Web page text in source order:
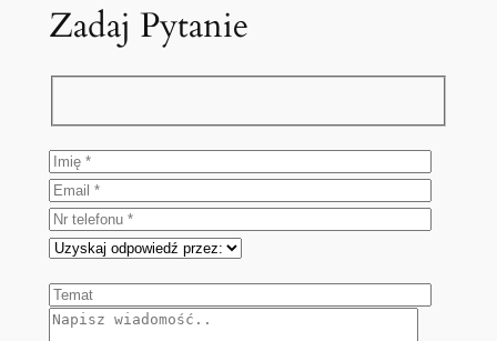
Zadaj Pytanie